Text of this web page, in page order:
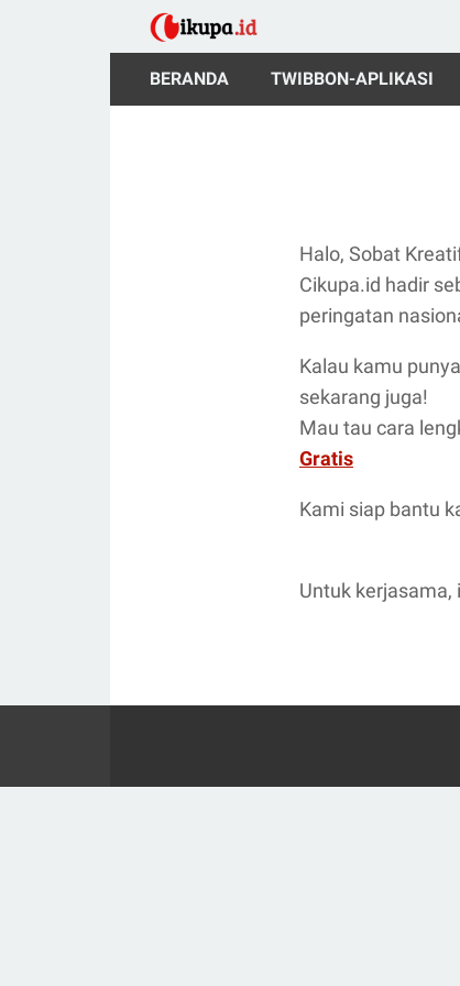
BERANDA TWIBBON-APLIKASI
Halo, Sobat
Cikupa.id hadir
peringatan
Kalau kamu
sekarang juga!
Mau tau cara
Gratis
Kami siap bantu
Untuk kerjasama,